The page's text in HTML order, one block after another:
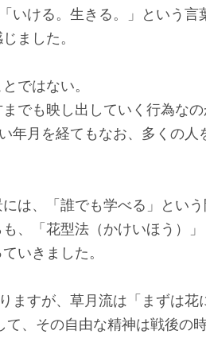
いける。生きる。」という言
ました。
ではない。
でも映し出していく行為なの
年月を経てもなお、多くの
は、「誰でも学べる」という
、「花型法（かけいほう）
いきました。
ますが、草月流は「まずは
、その自由な精神は戦後の